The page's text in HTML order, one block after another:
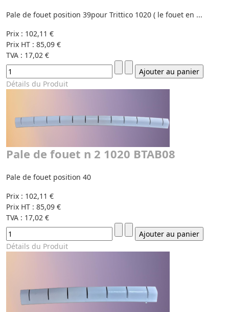
Pale de fouet position 39pour Trittico 1020 ( le fouet en ...
Prix : 102,11 €
Prix HT : 85,09 €
TVA : 17,02 €
Détails du Produit
Pale de fouet n 2 1020 BTAB08
Pale de fouet position 40
Prix : 102,11 €
Prix HT : 85,09 €
TVA : 17,02 €
Détails du Produit